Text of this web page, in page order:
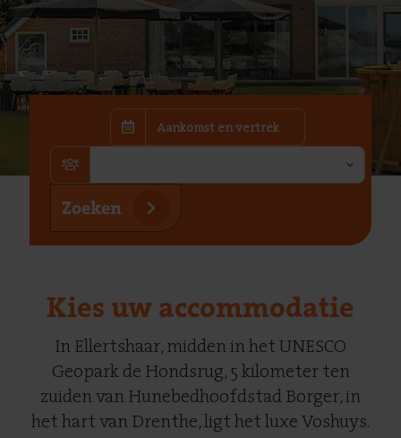
Aankomst en vertrek
Zoeken
Kies uw accommodatie
In Ellertshaar, midden in het UNESCO
Geopark de Hondsrug, 5 kilometer ten
zuiden van Hunebedhoofdstad Borger, in
het hart van Drenthe, ligt het luxe Voshuys.